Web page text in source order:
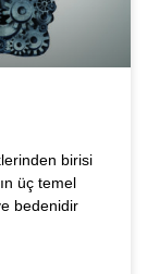
birisi
üç temel
bedenidir